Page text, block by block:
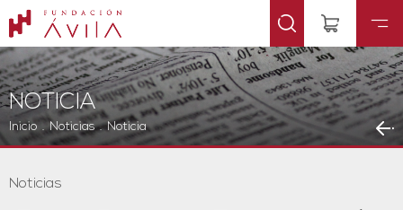
NOTICIA
Inicio . Noticias . Noticia
Noticias